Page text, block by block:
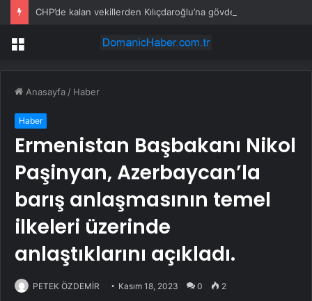
CHP’de kalan vekillerden Kılıçdaroğlu’na gövde gösterisi!
Menü
Anasayfa / Haber
Haber
Ermenistan Başbakanı Nikol
Paşinyan, Azerbaycan’la
barış anlaşmasının temel
ilkeleri üzerinde
anlaştıklarını açıkladı.
PETEK ÖZDEMİR Kasım 18, 2023 0 2